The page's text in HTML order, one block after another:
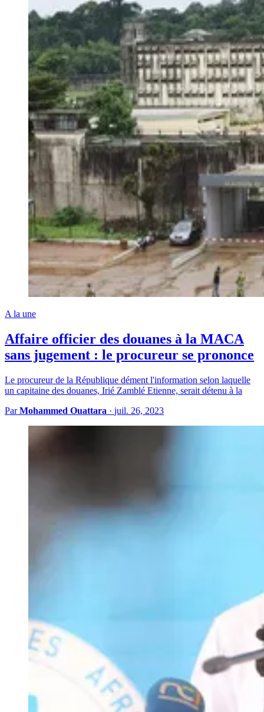
A la une
Affaire officier des douanes à la MACA
sans jugement : le procureur se prononce
Le procureur de la République dément l'information selon laquelle
un capitaine des douanes, Irié Zamblé Etienne, serait détenu à la
ParMohammed Ouattara · juil. 26, 2023